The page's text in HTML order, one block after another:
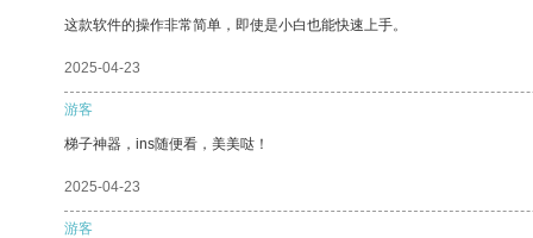
这款软件的操作非常简单，即使是小白也能快速上手。
2025-04-23
游客
梯子神器，ins随便看，美美哒！
2025-04-23
游客